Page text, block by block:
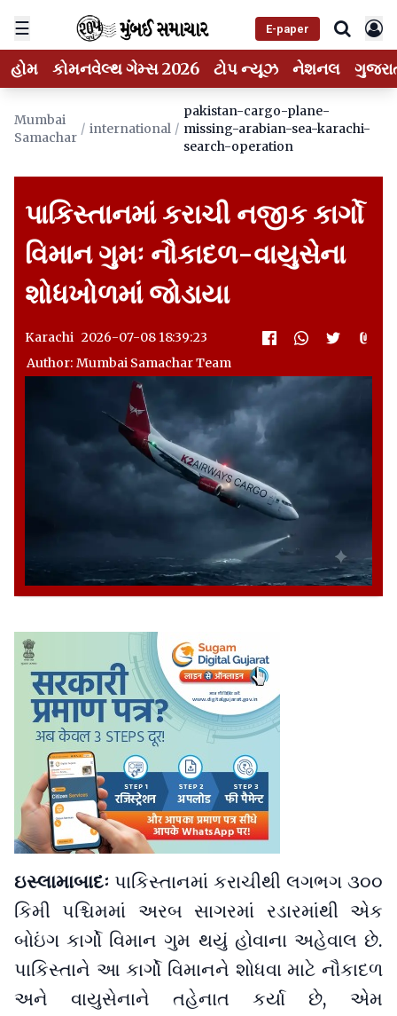
☰ E-paper
હોમ કોમનવેલ્થ ગેમ્સ 2026 ટોપ ન્યૂઝ નેશનલ
Mumbai
Samachar
/ international /
pakistan-cargo-plane-
missing-arabian-sea-karachi-
search-operation
પાકિસ્તાનમાં કરાચી નજીક કાર્ગો
વિમાન ગુમઃ નૌકાદળ-વાયુસેના
શોધખોળમાં જોડાયા
Karachi 2026-07-08 18:39:23
Author: Mumbai Samachar Team
ઇસ્લામાબાદઃ પાકિસ્તાનમાં કરાચીથી લગભગ ૩૦૦
કિમી પશ્ચિમમાં અરબ સાગરમાં રડારમાંથી એક
બોઇંગ કાર્ગો વિમાન ગુમ થયું હોવાના અહેવાલ છે.
પાકિસ્તાને આ કાર્ગો વિમાનને શોધવા માટે નૌકાદળ
અને વાયુસેનાને તહેનાત કર્યા છે, એમ